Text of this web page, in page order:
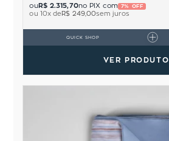
ouR$ 2.315,70no PIX com 7% OFF
ou 10x de R$ 249,00sem juros
QUICK SHOP
VER PRODUTO